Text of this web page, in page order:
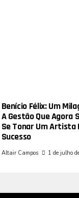
Benício Félix: Um
A Gestão Que Agora
Se Tonar Um Artista
Sucesso
Altair Campos 1 de julho